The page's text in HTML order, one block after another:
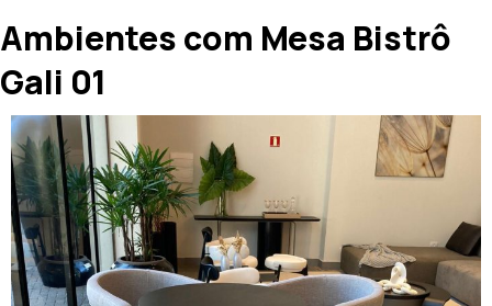
Ambientes com Mesa Bistrô
Gali 01